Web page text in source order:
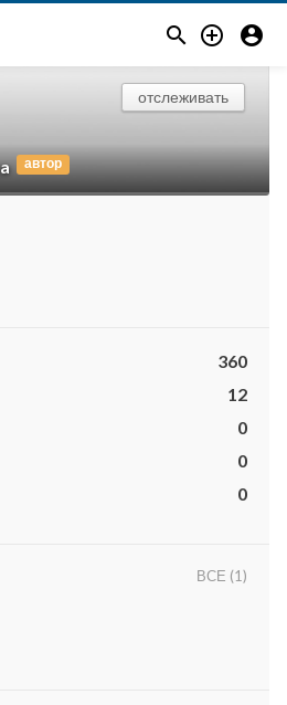
  
автор
отслеживать
360
12
0
0
0
ВСЕ (1)